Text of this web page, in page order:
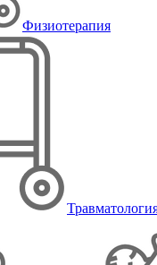
Физиотерапия